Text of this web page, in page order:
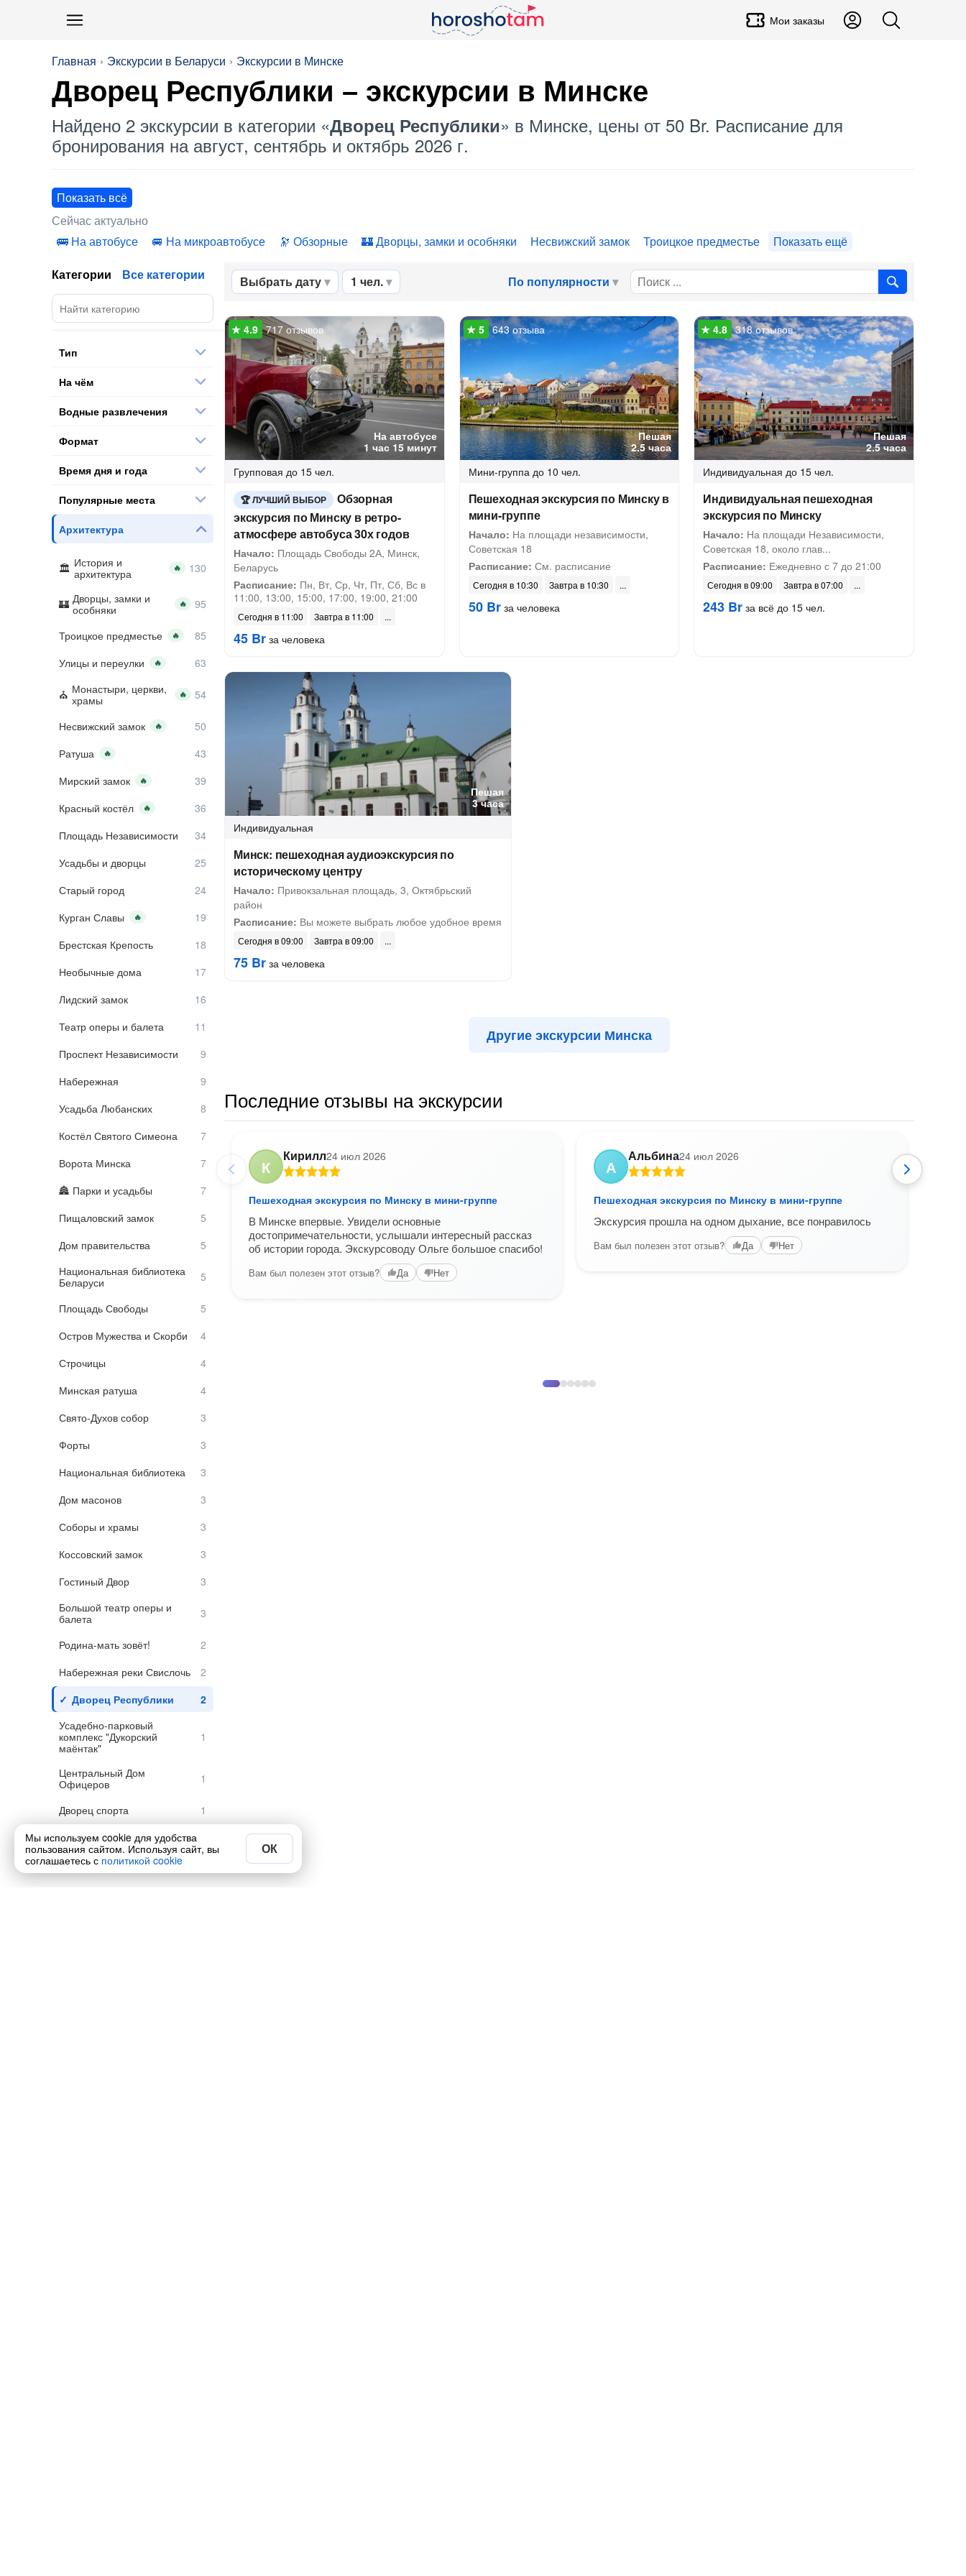
Мои заказы
Главная Экскурсии в Беларуси Экскурсии в Минске
Дворец Республики – экскурсии в Минске
Найдено 2 экскурсии в категории «Дворец Республики» в Минске, цены от 50 Br. Расписание для
бронирования на август, сентябрь и октябрь 2026 г.
Показать всё
Сейчас актуально
На автобусе
На микроавтобусе Обзорные Дворцы, замки и особняки Несвижский замок Троицкое предместье Показать ещё
Выбрать дату 1 чел. По популярности
На автобусе
1 час 15 минут
717 отзывов
Групповая до 15 чел.
ЛУЧШИЙ ВЫБОР
Обзорная
экскурсия по Минску в ретро-
атмосфере автобуса 30х годов
Начало: Площадь Свободы 2А, Минск,
Беларусь
Расписание: Пн, Вт, Ср, Чт, Пт, Сб, Вс в
11:00, 13:00, 15:00, 17:00, 19:00, 21:00
Сегодня в 11:00 Завтра в 11:00
45 Br за человека
Пешая
2.5 часа
643 отзыва
Мини-группа до 10 чел.
Пешеходная экскурсия по Минску в
мини-группе
Начало: На площади независимости,
Советская 18
Расписание: См. расписание
Сегодня в 10:30 Завтра в 10:30
50 Brза человека
Пешая
2.5 часа
318 отзывов
Индивидуальная до 15 чел.
Индивидуальная пешеходная
экскурсия по Минску
Начало: На площади Независимости,
Советская 18, около глав...
Расписание: Ежедневно с 7 до 21:00
Сегодня в 09:00 Завтра в 07:00
243 Br за всё до 15 чел.
Пешая
3 часа
Индивидуальная
Минск: пешеходная аудиоэкскурсия по
историческому центру
Начало: Привокзальная площадь, 3, Октябрьский
район
Расписание: Вы можете выбрать любое удобное время
Сегодня в 09:00 Завтра в 09:00
75 Br за человека
Другие экскурсии Минска
Последние отзывы на экскурсии
К
Кирилл24 июл 2026
Пешеходная экскурсия по Минску в мини-группе
В Минске впервые. Увидели основные
достопримечательности, услышали интересный рассказ
об истории города. Экскурсоводу Ольге большое спасибо!
Вам был полезен этот отзыв? Да Нет
А
Альбина24 июл 2026
Пешеходная экскурсия по Минску в мини-группе
Экскурсия прошла на одном дыхание, все понравилось
Вам был полезен этот отзыв? Да Нет
Категории Все категории
Тип
На чём
Водные развлечения
Формат
Время дня и года
Популярные места
Архитектура
История и
архитектура
🔥
Дворцы, замки и
особняки
🔥
Троицкое предместье 🔥
Улицы и переулки 🔥
Монастыри, церкви,
храмы
🔥
Несвижский замок 🔥
Ратуша 🔥
Мирский замок 🔥
Красный костёл 🔥
Площадь Независимости
Усадьбы и дворцы
Старый город
Курган Славы
🔥
Брестская Крепость
Необычные дома
Лидский замок
Театр оперы и балета
Проспект Независимости
Набережная
Усадьба Любанских
Костёл Святого Симеона
Ворота Минска
Парки и усадьбы
Пищаловский замок
Дом правительства
Национальная библиотека
Беларуси
Площадь Свободы
Остров Мужества и Скорби
Строчицы
Минская ратуша
Свято-Духов собор
Форты
Национальная библиотека
Дом масонов
Соборы и храмы
Коссовский замок
Гостиный Двор
Большой театр оперы и
балета
Родина-мать зовёт!
Набережная реки Свислочь
Дворец Республики
Усадебно-парковый
комплекс "Дукорский
маёнтак"
Центральный Дом
Офицеров
Дворец спорта
ГУМ, универмаг
ЦУМ
Мы используем cookie для удобства
пользования сайтом. Используя сайт, вы
соглашаетесь с политикой cookie
ОК